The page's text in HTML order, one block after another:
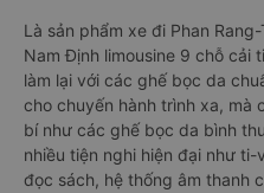
Là sản phẩm xe đi Phan
Nam Định limousine 9 chỗ cải
làm lại với các ghế bọc da
cho chuyến hành trình xa, mà
bí như các ghế bọc da bình
nhiều tiện nghi hiện đại như
đọc sách, hệ thống âm thanh